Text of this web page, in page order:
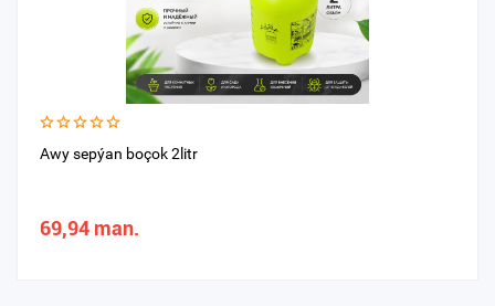
Awy sepýan boçok 2litr
69,94 man.